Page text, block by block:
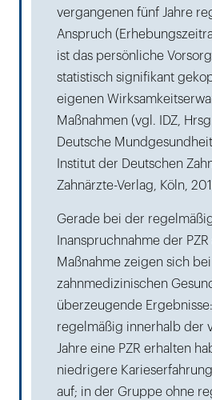
vergangenen fünf Jahre
Anspruch
ist das persönliche
statistisch signifikant
eigenen
Maßnahmen (vgl. IDZ,
Deutsche
Institut der Deutschen
Zahnärzte-Verlag, Köln,
Gerade bei der
Inanspruchnahme der
Maßnahme zeigen sich
zahnmedizinischen
überzeugende
regelmäßig innerhalb der
Jahre eine PZR erhalten
niedrigere Karieserfahrung
auf; in der Gruppe ohne